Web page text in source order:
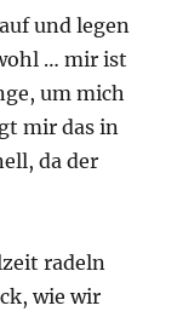
und legen
… mir ist
um mich
mir das in
da der
radeln
wie wir